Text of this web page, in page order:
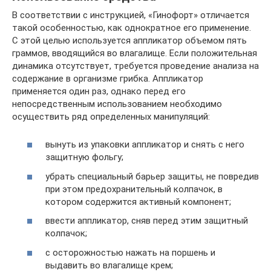
В соответствии с инструкцией, «Гинофорт» отличается
такой особенностью, как однократное его применение.
С этой целью используется аппликатор объемом пять
граммов, вводящийся во влагалище. Если положительная
динамика отсутствует, требуется проведение анализа на
содержание в организме грибка. Аппликатор
применяется один раз, однако перед его
непосредственным использованием необходимо
осуществить ряд определенных манипуляций:
вынуть из упаковки аппликатор и снять с него
защитную фольгу;
убрать специальный барьер защиты, не повредив
при этом предохранительный колпачок, в
котором содержится активный компонент;
ввести аппликатор, сняв перед этим защитный
колпачок;
с осторожностью нажать на поршень и
выдавить во влагалище крем;